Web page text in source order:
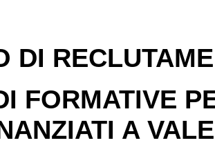
DI
FORMATIVE
A